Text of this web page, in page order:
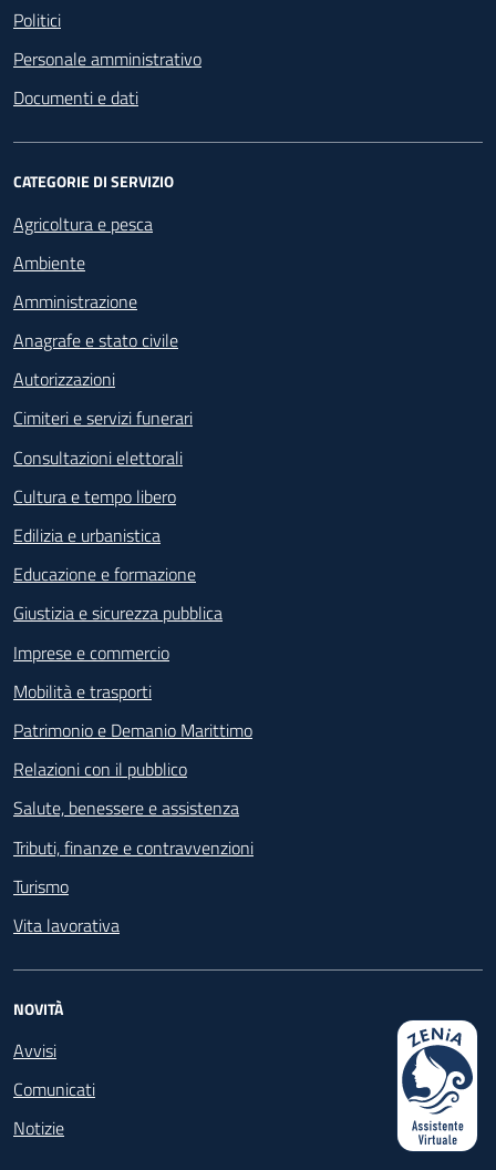
Politici
Personale amministrativo
Documenti e dati
CATEGORIE DI SERVIZIO
Agricoltura e pesca
Ambiente
Amministrazione
Anagrafe e stato civile
Autorizzazioni
Cimiteri e servizi funerari
Consultazioni elettorali
Cultura e tempo libero
Edilizia e urbanistica
Educazione e formazione
Giustizia e sicurezza pubblica
Imprese e commercio
Mobilità e trasporti
Patrimonio e Demanio Marittimo
Relazioni con il pubblico
Salute, benessere e assistenza
Tributi, finanze e contravvenzioni
Turismo
Vita lavorativa
NOVITÀ
Avvisi
Comunicati
Notizie